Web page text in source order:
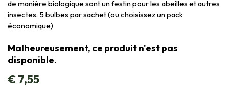
de manière biologique sont un festin pour les abeilles et autres
insectes. 5 bulbes par sachet (ou choisissez un pack
économique)
Malheureusement, ce produit n'est pas
disponible.
€7,55